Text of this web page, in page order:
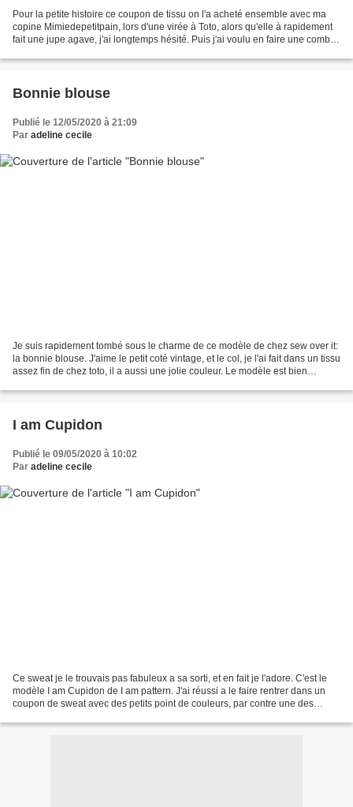
Pour la petite histoire ce coupon de tissu on l'a acheté ensemble avec ma
copine Mimiedepetitpain, lors d'une virée à Toto, alors qu'elle à rapidement
fait une jupe agave, j'ai longtemps hésité. Puis j'ai voulu en faire une combi
Bonnie blouse
Publié le 12/05/2020 à 21:09
Par adeline cecile
Je suis rapidement tombé sous le charme de ce modèle de chez sew over it:
la bonnie blouse. J'aime le petit coté vintage, et le col, je l'ai fait dans un tissu
assez fin de chez toto, il a aussi une jolie couleur. Le modèle est bien
I am Cupidon
Publié le 09/05/2020 à 10:02
Par adeline cecile
Ce sweat je le trouvais pas fabuleux a sa sorti, et en fait je l'adore. C'est le
modèle I am Cupidon de I am pattern. J'ai réussi a le faire rentrer dans un
coupon de sweat avec des petits point de couleurs, par contre une des